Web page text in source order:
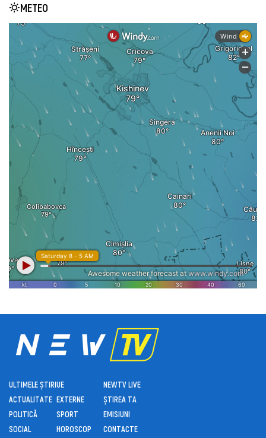
METEO
ULTIMELE ȘTIRI
ACTUALITATE
POLITICĂ
SOCIAL
UE
EXTERNE
SPORT
HOROSCOP
NEWTV LIVE
ȘTIREA TA
EMISIUNI
CONTACTE